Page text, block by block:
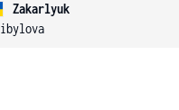
Zakarlyuk